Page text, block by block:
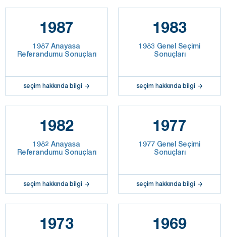
1987
1987 Anayasa
Referandumu Sonuçları
seçim hakkında bilgi
1983
1983 Genel Seçimi
Sonuçları
seçim hakkında bilgi
1982
1982 Anayasa
Referandumu Sonuçları
seçim hakkında bilgi
1977
1977 Genel Seçimi
Sonuçları
seçim hakkında bilgi
1973 1969